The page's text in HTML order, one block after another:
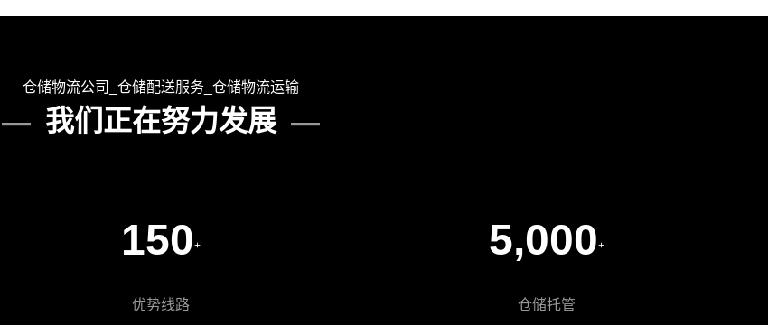
仓储物流公司_仓储配送服务_仓储物流运输
我们正在努力发展
150+
优势线路
5,000+
仓储托管